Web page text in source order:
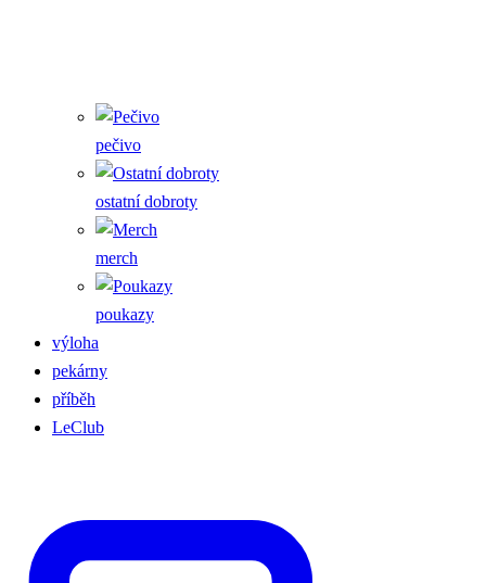
pečivo
ostatní dobroty
merch
poukazy
výloha
pekárny
příběh
LeClub